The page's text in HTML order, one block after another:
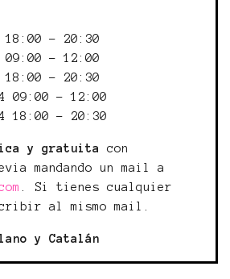
18:00 - 20:30
09:00 - 12:00
18:00 - 20:30
09:00 - 12:00
18:00 - 20:30
y gratuita con
mandando un mail a
. Si tienes cualquier
al mismo mail.
y Catalán